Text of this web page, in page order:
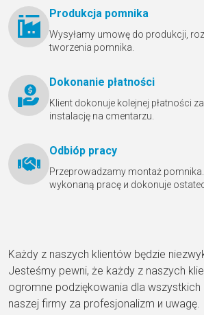
Produkcja pomnika
Wysyłamy umowę do produkcji,
tworzenia pomnika.
Dokonanie płatności
Klient dokonuje kolejnej płatności
instalację na cmentarzu.
Odbióр pracy
Przeprowadzamy montaż
wykonaną pracę и dokonuje
Każdy z naszych klientów będzie
Jesteśmy pewni, że każdy z naszych
ogromne podziękowania dla
naszej firmy za profesjonalizm и uwagę.